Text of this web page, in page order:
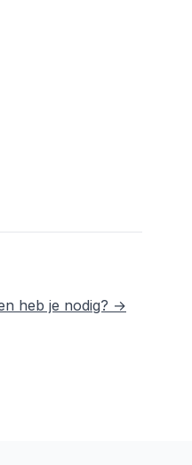
heb je nodig? →